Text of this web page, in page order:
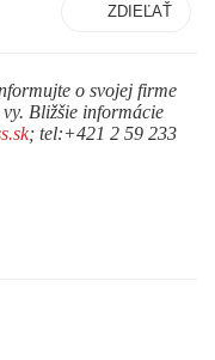
ZDIEĽAŤ
o svojej firme
Bližšie informácie
; tel:+421 2 59 233